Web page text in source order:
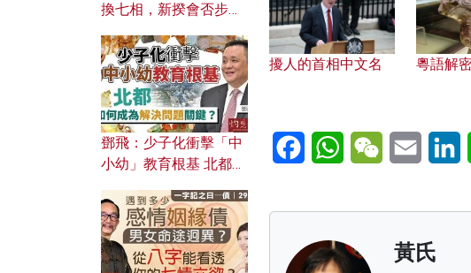
擾人的首相中文名 粵語解
FacebookWhatsAppWeChatEmail
黃氏
換七相，新揆會否步前
濟為何仍然低迷？
鄧飛：少子化衝擊「中
小幼」教育根基 北都如